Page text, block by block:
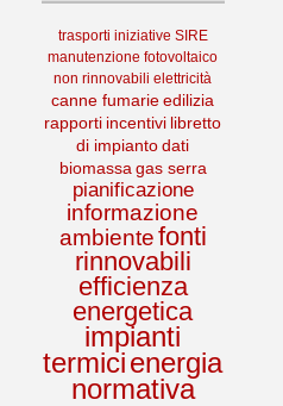
trasporti iniziative SIRE
manutenzione fotovoltaico
non rinnovabili elettricità
canne fumarie edilizia
rapporti incentivi libretto
di impianto dati
biomassa gas serra
pianificazione
informazione
ambientefonti
rinnovabili
efficienza
energetica
impianti
termicienergia
normativa